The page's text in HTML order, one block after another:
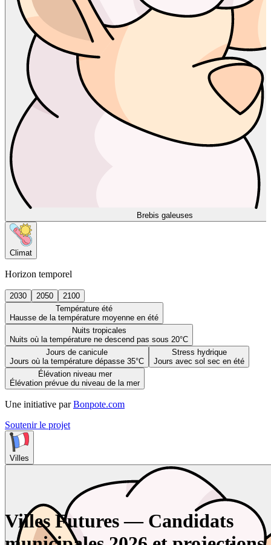
Brebis galeuses
Climat
Horizon temporel
2030 2050
2100
Température été
Hausse de la température moyenne en été
Nuits tropicales
Nuits où la température ne descend pas sous 20°C
Jours de canicule
Jours où la température dépasse 35°C
Stress hydrique
Jours avec sol sec en été
Élévation niveau mer
Élévation prévue du niveau de la mer
Une initiative par Bonpote.com
Soutenir le projet
Villes
Villes Futures — Candidats